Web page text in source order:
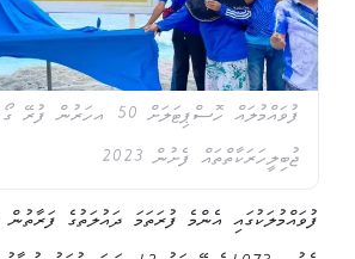
ފުވައްމުލައް ހޮސްޕިޓަލަށް 50
ޖުބިލީހަރަކާތްތައް ފެށުން 2023
ފުވައްމުލަކުގައި އެންމެ ފުރަތަމަ ދައުލަތުގެ